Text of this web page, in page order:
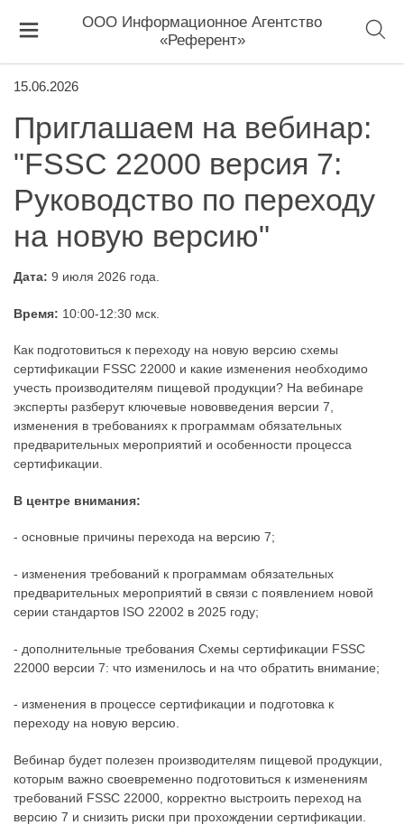
ООО Информационное Агентство
«Референт»
15.06.2026
Приглашаем на вебинар:
"FSSC 22000 версия 7:
Руководство по переходу
на новую версию"
Дата: 9 июля 2026 года.
Время: 10:00-12:30 мск.
Как подготовиться к переходу на новую версию схемы
сертификации FSSC 22000 и какие изменения необходимо
учесть производителям пищевой продукции? На вебинаре
эксперты разберут ключевые нововведения версии 7,
изменения в требованиях к программам обязательных
предварительных мероприятий и особенности процесса
сертификации.
В центре внимания:
- основные причины перехода на версию 7;
- изменения требований к программам обязательных
предварительных мероприятий в связи с появлением новой
серии стандартов ISO 22002 в 2025 году;
- дополнительные требования Схемы сертификации FSSC
22000 версии 7: что изменилось и на что обратить внимание;
- изменения в процессе сертификации и подготовка к
переходу на новую версию.
Вебинар будет полезен производителям пищевой продукции,
которым важно своевременно подготовиться к изменениям
требований FSSC 22000, корректно выстроить переход на
версию 7 и снизить риски при прохождении сертификации.